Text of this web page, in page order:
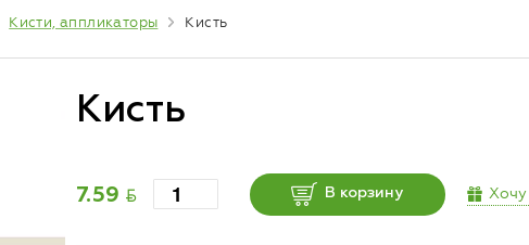
Кисти, аппликаторы Кисть
Кисть
7.59 BYN В корзину